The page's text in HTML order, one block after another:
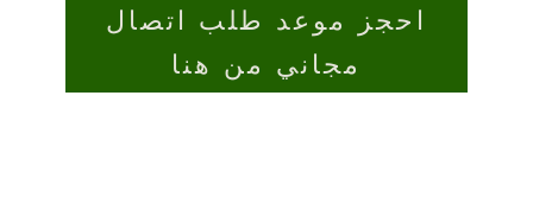
احجز موعد طلب اتصال
مجاني من هنا